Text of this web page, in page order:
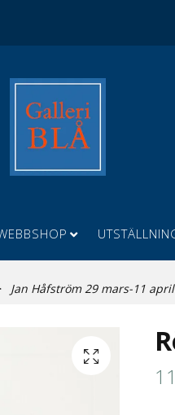
Jan Håfström 29 mars-11 april